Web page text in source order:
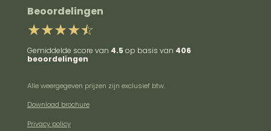
Beoordelingen
Gemiddelde score van 4.5 op basis van 406
beoordelingen
Alle weergegeven prijzen zijn exclusief btw.
Download brochure
Privacy policy